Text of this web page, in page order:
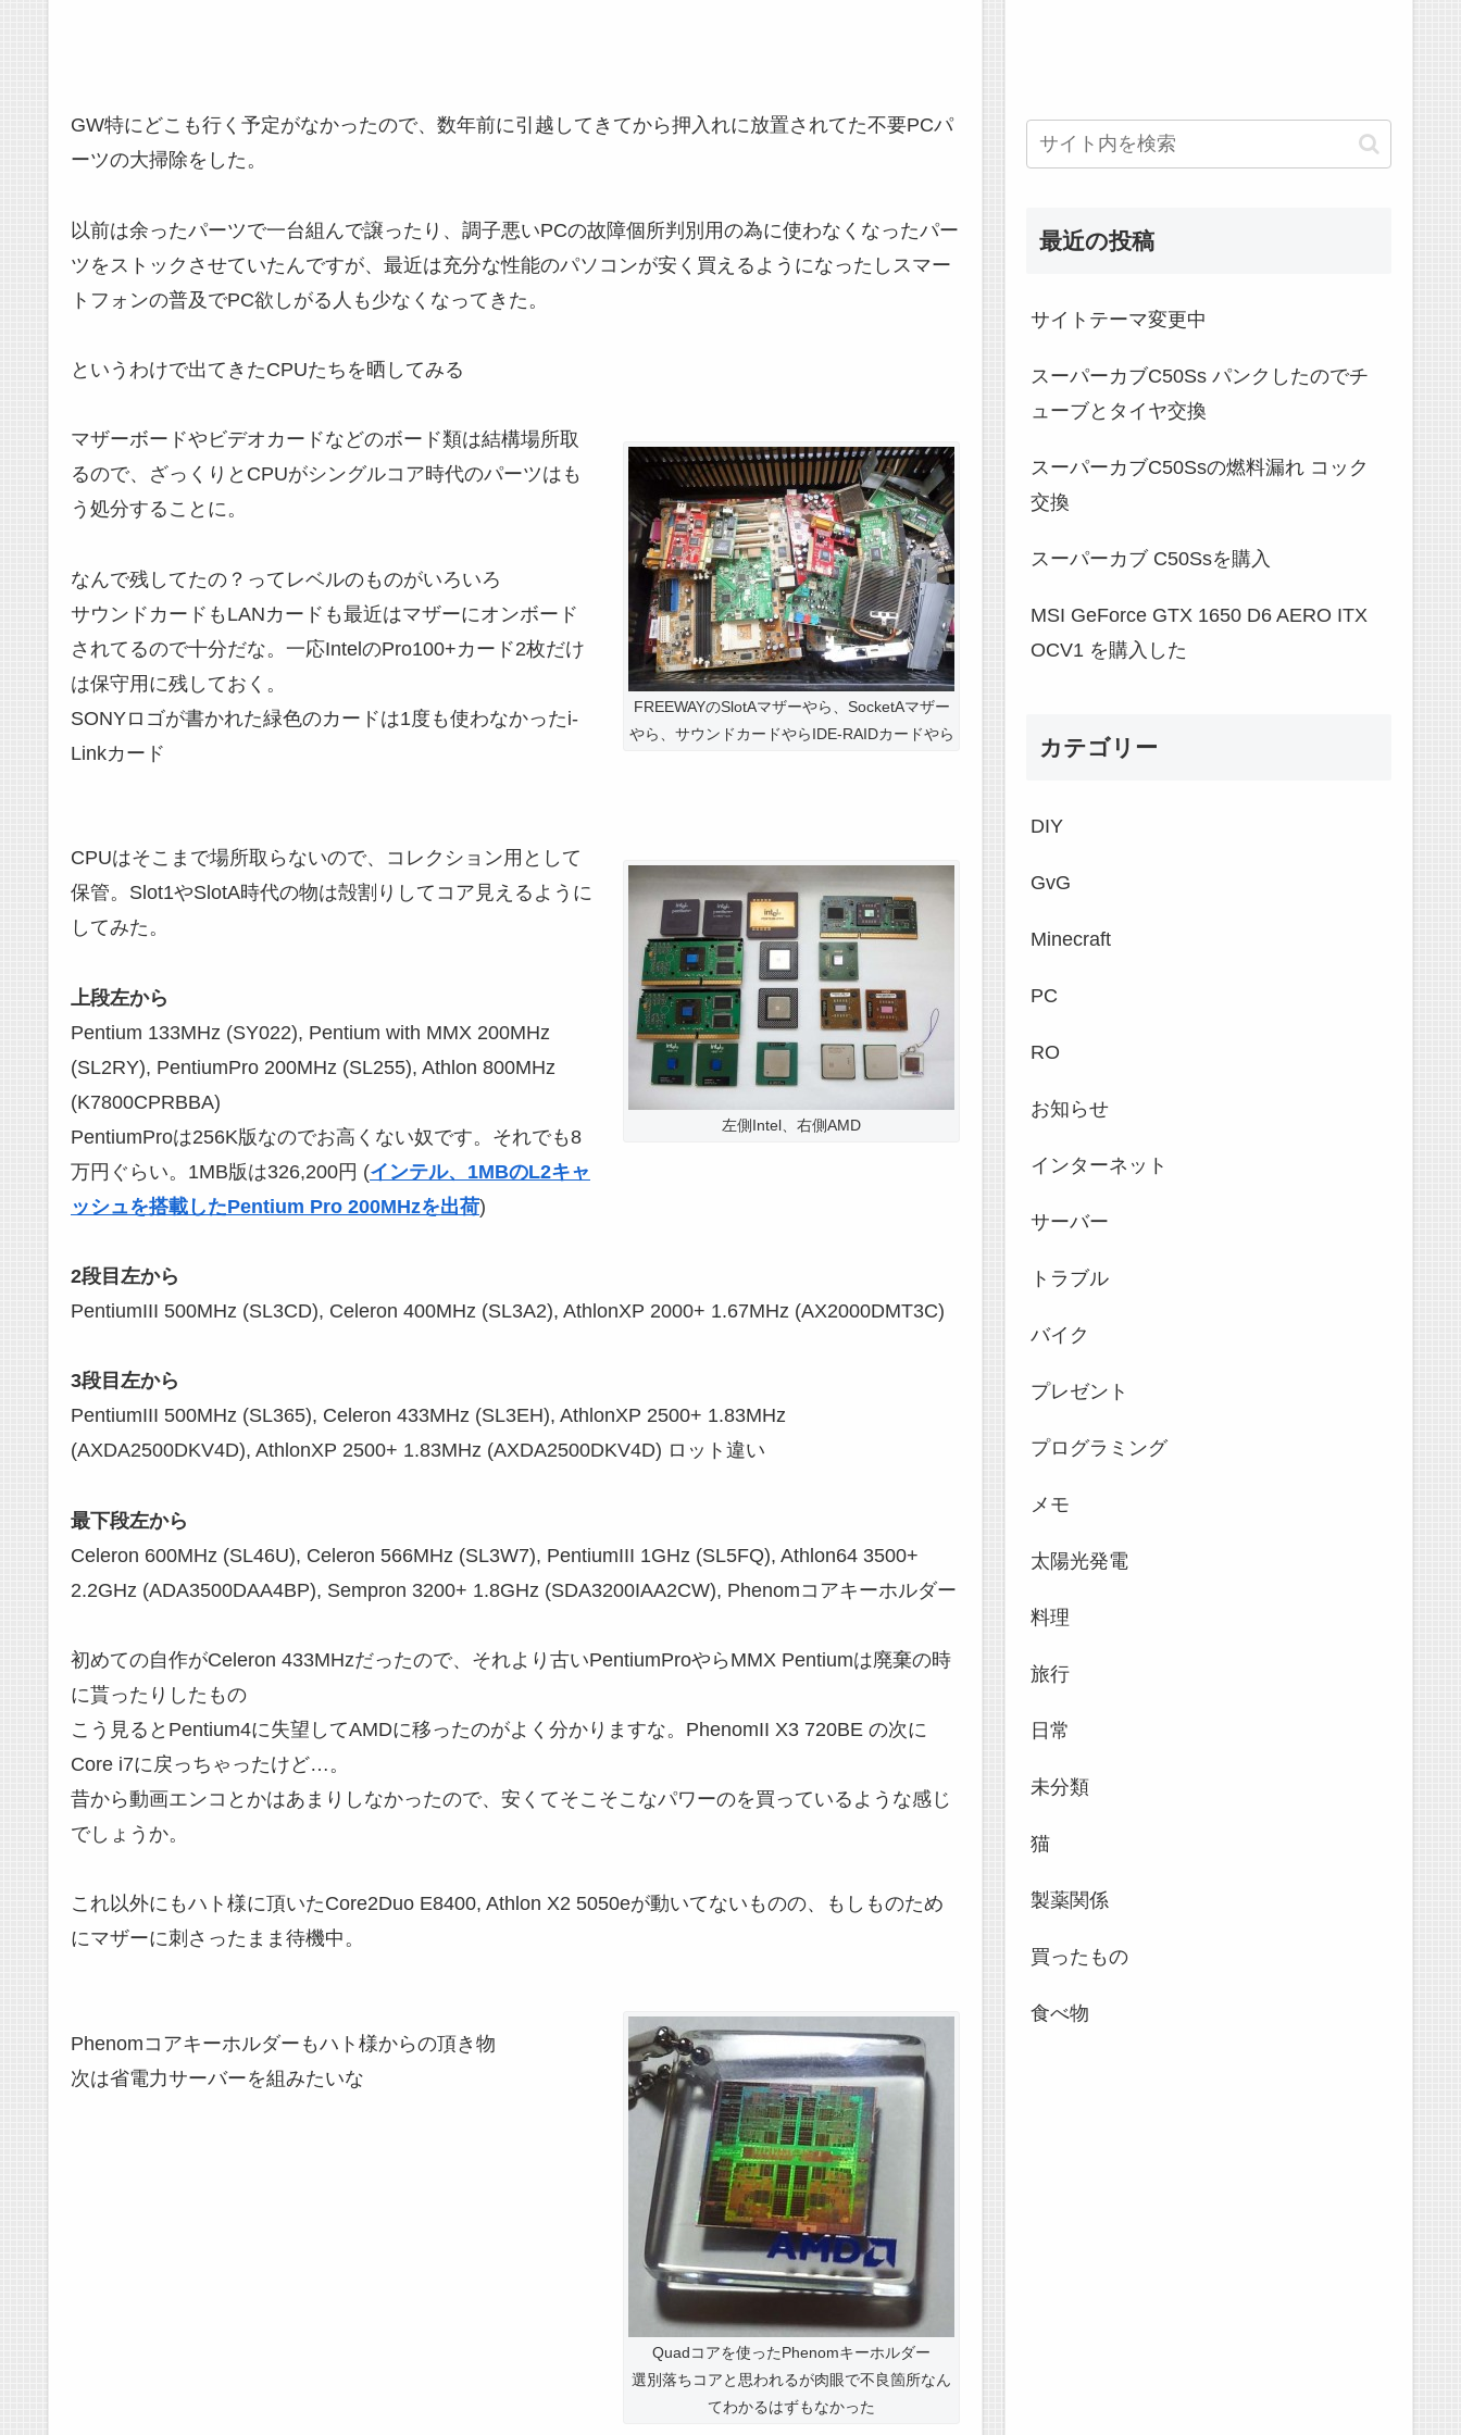
GW特にどこも行く予定がなかったので、数年前に引越してきてから押入れに放置されてた不要PCパ
ーツの大掃除をした。
以前は余ったパーツで一台組んで譲ったり、調子悪いPCの故障個所判別用の為に使わなくなったパー
ツをストックさせていたんですが、最近は充分な性能のパソコンが安く買えるようになったしスマー
トフォンの普及でPC欲しがる人も少なくなってきた。
というわけで出てきたCPUたちを晒してみる
FREEWAYのSlotAマザーやら、SocketAマザー
やら、サウンドカードやらIDE-RAIDカードやら
マザーボードやビデオカードなどのボード類は結構場所取
るので、ざっくりとCPUがシングルコア時代のパーツはも
う処分することに。
なんで残してたの？ってレベルのものがいろいろ
サウンドカードもLANカードも最近はマザーにオンボード
されてるので十分だな。一応IntelのPro100+カード2枚だけ
は保守用に残しておく。
SONYロゴが書かれた緑色のカードは1度も使わなかったi-
Linkカード
左側Intel、右側AMD
CPUはそこまで場所取らないので、コレクション用として
保管。Slot1やSlotA時代の物は殻割りしてコア見えるように
してみた。
上段左から
Pentium 133MHz (SY022), Pentium with MMX 200MHz
(SL2RY), PentiumPro 200MHz (SL255), Athlon 800MHz
(K7800CPRBBA)
PentiumProは256K版なのでお高くない奴です。それでも8
万円ぐらい。1MB版は326,200円 (インテル、1MBのL2キャ
ッシュを搭載したPentium Pro 200MHzを出荷)
2段目左から
PentiumIII 500MHz (SL3CD), Celeron 400MHz (SL3A2), AthlonXP 2000+ 1.67MHz (AX2000DMT3C)
3段目左から
PentiumIII 500MHz (SL365), Celeron 433MHz (SL3EH), AthlonXP 2500+ 1.83MHz
(AXDA2500DKV4D), AthlonXP 2500+ 1.83MHz (AXDA2500DKV4D) ロット違い
最下段左から
Celeron 600MHz (SL46U), Celeron 566MHz (SL3W7), PentiumIII 1GHz (SL5FQ), Athlon64 3500+
2.2GHz (ADA3500DAA4BP), Sempron 3200+ 1.8GHz (SDA3200IAA2CW), Phenomコアキーホルダー
初めての自作がCeleron 433MHzだったので、それより古いPentiumProやらMMX Pentiumは廃棄の時
に貰ったりしたもの
こう見るとPentium4に失望してAMDに移ったのがよく分かりますな。PhenomII X3 720BE の次に
Core i7に戻っちゃったけど…。
昔から動画エンコとかはあまりしなかったので、安くてそこそこなパワーのを買っているような感じ
でしょうか。
これ以外にもハト様に頂いたCore2Duo E8400, Athlon X2 5050eが動いてないものの、もしものため
にマザーに刺さったまま待機中。
Quadコアを使ったPhenomキーホルダー
選別落ちコアと思われるが肉眼で不良箇所なん
てわかるはずもなかった
Phenomコアキーホルダーもハト様からの頂き物
次は省電力サーバーを組みたいな
最近の投稿
サイトテーマ変更中
スーパーカブC50Ss パンクしたのでチ
ューブとタイヤ交換
スーパーカブC50Ssの燃料漏れ コック
交換
スーパーカブ C50Ssを購入
MSI GeForce GTX 1650 D6 AERO ITX
OCV1 を購入した
カテゴリー
DIY
GvG
Minecraft
PC
RO
お知らせ
インターネット
サーバー
トラブル
バイク
プレゼント
プログラミング
メモ
太陽光発電
料理
旅行
日常
未分類
猫
製薬関係
買ったもの
食べ物